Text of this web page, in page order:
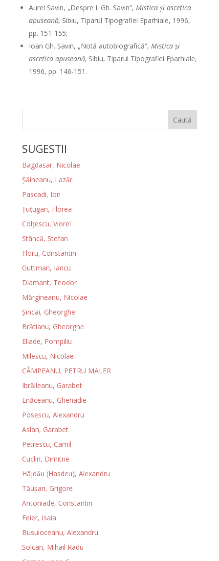
Aurel Savin, „Despre I. Gh. Savin”, Mistica şi ascetica
apuseană, Sibiu, Tiparul Tipografiei Eparhiale, 1996,
pp. 151-155;
Ioan Gh. Savin, „Notă autobiografică”, Mistica şi
ascetica apuseană, Sibiu, Tiparul Tipografiei Eparhiale,
1996, pp. 146-151.
Caută
SUGESTII
Bagdasar, Nicolae
Şăineanu, Lazăr
Pascadi, Ion
Ţuţugan, Florea
Colţescu, Viorel
Stâncă, Ştefan
Floru, Constantin
Guttman, Iancu
Diamant, Teodor
Mărgineanu, Nicolae
Şincai, Gheorghe
Brătianu, Gheorghe
Eliade, Pompiliu
Milescu, Nicolae
CÂMPEANU, PETRU MALER
Ibrăileanu, Garabet
Enăceanu, Ghenadie
Posescu, Alexandru
Aslan, Garabet
Petrescu, Camil
Cuclin, Dimitrie
Hâjdău (Hasdeu), Alexandru
Tăuşan, Grigore
Antoniade, Constantin
Feier, Isaia
Busuioceanu, Alexandru
Solcan, Mihail Radu